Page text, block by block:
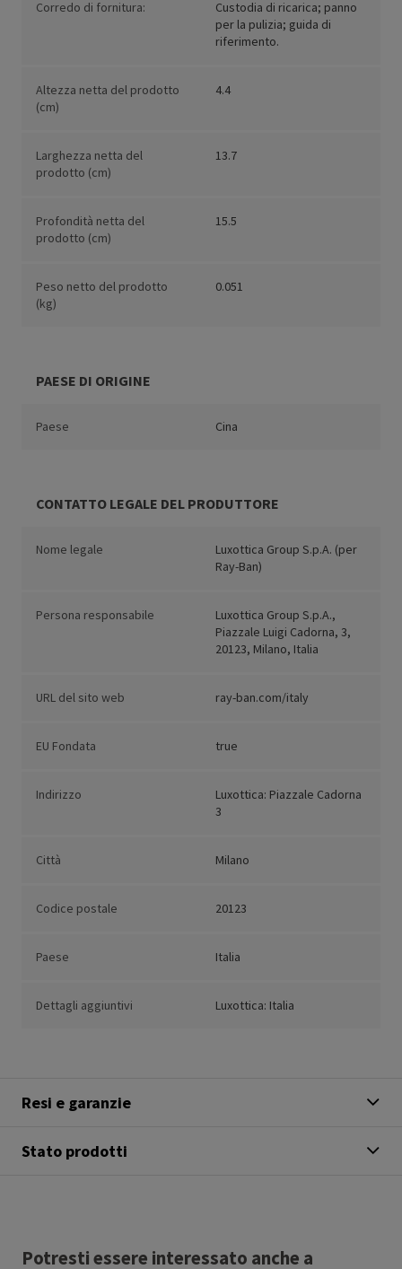
Corredo di fornitura:
Custodia di ricarica; panno
per la pulizia; guida di
riferimento.
Altezza netta del prodotto
(cm)
4.4
Larghezza netta del
prodotto (cm)
13.7
Profondità netta del
prodotto (cm)
15.5
Peso netto del prodotto
(kg)
0.051
PAESE DI ORIGINE
Paese Cina
CONTATTO LEGALE DEL PRODUTTORE
Nome legale
Luxottica Group S.p.A. (per
Ray-Ban)
Persona responsabile
Luxottica Group S.p.A.,
Piazzale Luigi Cadorna, 3,
20123, Milano, Italia
URL del sito web ray-ban.com/italy
EU Fondata true
Indirizzo
Luxottica: Piazzale Cadorna
3
Città Milano
Codice postale 20123
Paese Italia
Dettagli aggiuntivi Luxottica: Italia
Resi e garanzie
Stato prodotti
Potresti essere interessato anche a